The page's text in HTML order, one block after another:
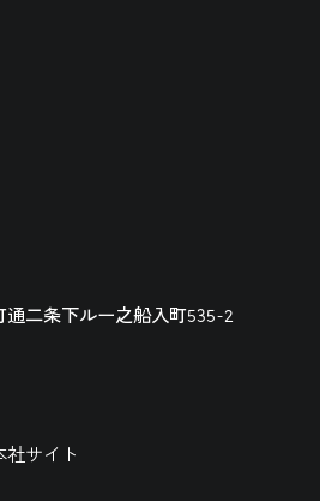
二条下ルー之船入町535-2
サイト